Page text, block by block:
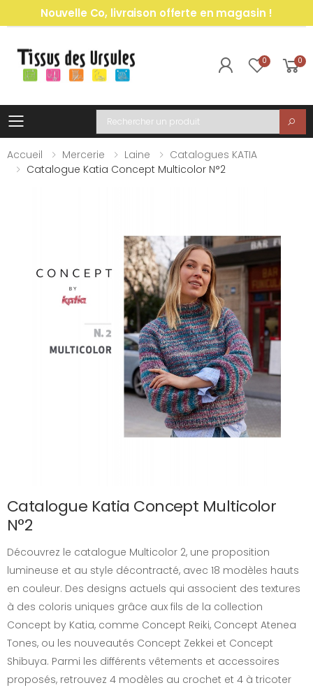
Nouvelle Co, livraison offerte en magasin !
0 0
Toggle mobile menu
Recherche
Accueil
Mercerie Laine
Catalogues KATIA
Catalogue Katia Concept Multicolor N°2
Catalogue Katia Concept Multicolor
N°2
Découvrez le catalogue Multicolor 2, une proposition
lumineuse et au style décontracté, avec 18 modèles hauts
en couleur. Des designs actuels qui associent des textures
à des coloris uniques grâce aux fils de la collection
Concept by Katia, comme Concept Reiki, Concept Atenea
Tones, ou les nouveautés Concept Zekkei et Concept
Shibuya. Parmi les différents vêtements et accessoires
proposés, retrouvez 4 modèles au crochet et 4 à tricoter